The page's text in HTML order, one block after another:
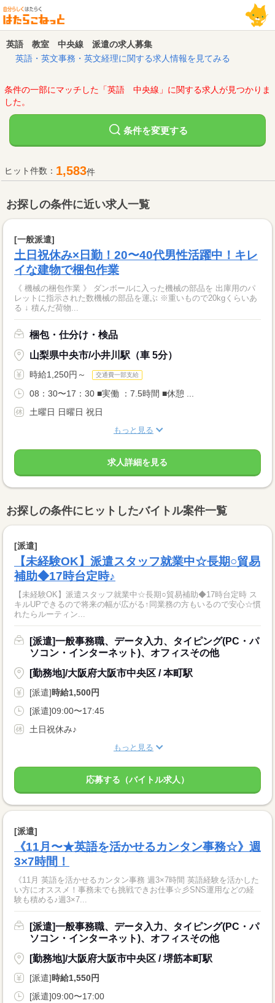
英語 教室 中央線 派遣の求人募集
英語・英文事務・英文経理に関する求人情報を見てみる
条件の一部にマッチした「英語 中央線」に関する求人が見つかりま
した。
条件を変更する
ヒット件数： 1,583件
お探しの条件に近い求人一覧
[一般派遣]
土日祝休み×日勤！20〜40代男性活躍中！キレ
イな建物で梱包作業
《 機械の梱包作業 》 ダンボールに入った機械の部品を 出庫用のパ
レットに指示された数機械の部品を運ぶ ※重いもので20kgくらいあ
る ↓ 積んだ荷物...
梱包・仕分け・検品
山梨県中央市/小井川駅（車 5分）
時給1,250円～ 交通費一部支給
08：30〜17：30 ■実働 ：7.5時間 ■休憩 ...
土曜日 日曜日 祝日
もっと見る
求人詳細を見る
お探しの条件にヒットしたバイトル案件一覧
[派遣]
【未経験OK】派遣スタッフ就業中☆長期○貿易
補助◆17時台定時♪
【未経験OK】派遣スタッフ就業中☆長期○貿易補助◆17時台定時 ス
キルUPできるので将来の幅が広がる↑同業務の方もいるので安心☆慣
れたらルーティン...
[派遣]一般事務職、データ入力、タイピング(PC・パ
ソコン・インターネット)、オフィスその他
[勤務地]/大阪府大阪市中央区 / 本町駅
[派遣]時給1,500円
[派遣]09:00〜17:45
土日祝休み♪
もっと見る
応募する（バイトル求人）
[派遣]
《11月〜★英語を活かせるカンタン事務☆》週
3×7時間！
《11月 英語を活かせるカンタン事務 週3×7時間 英語経験を活かした
い方にオススメ！事務未でも挑戦できお仕事☆彡SNS運用などの経
験も積める♪週3×7...
[派遣]一般事務職、データ入力、タイピング(PC・パ
ソコン・インターネット)、オフィスその他
[勤務地]/大阪府大阪市中央区 / 堺筋本町駅
[派遣]時給1,550円
[派遣]09:00〜17:00